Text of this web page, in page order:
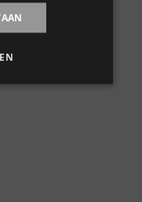
wij?